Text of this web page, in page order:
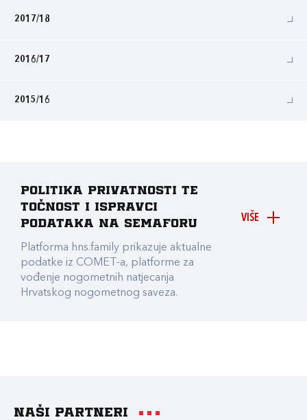
2017/18
2016/17
2015/16
VIŠE
Politika privatnosti te
točnost i ispravci
podataka na Semaforu
Platforma hns.family prikazuje aktualne
podatke iz COMET-a, platforme za
vođenje nogometnih natjecanja
Hrvatskog nogometnog saveza.
Naši partneri